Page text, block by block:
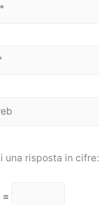
una risposta in cifre:
=